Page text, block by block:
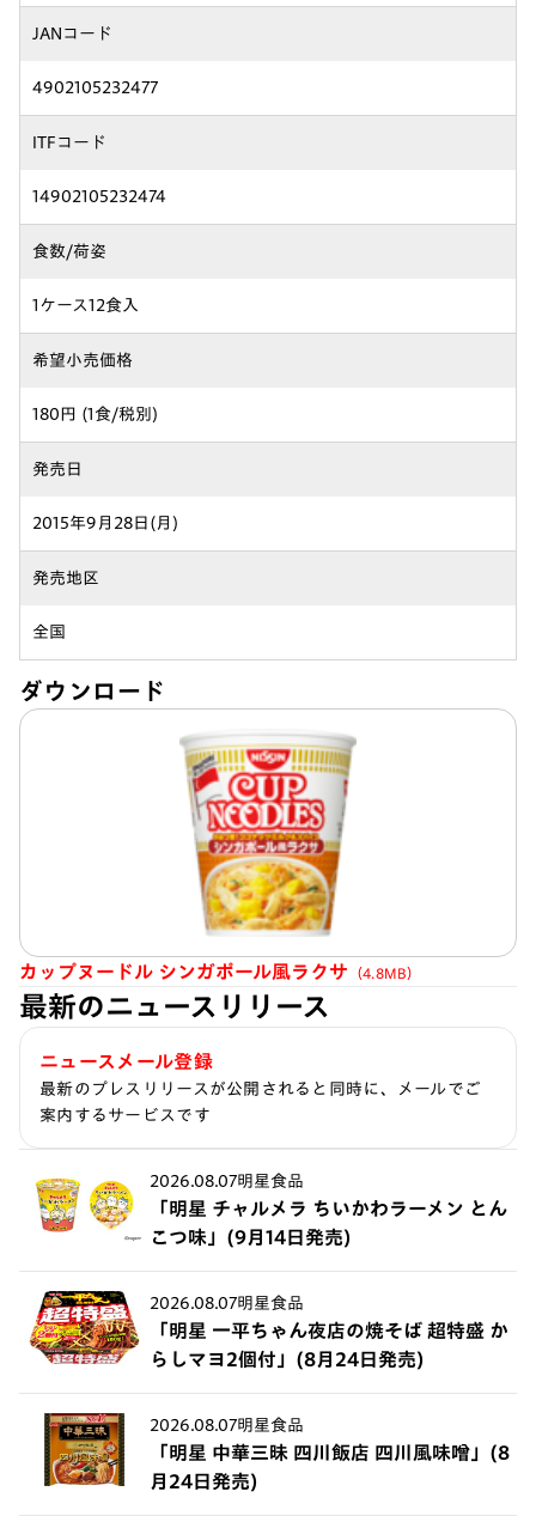
JANコード
4902105232477
ITFコード
14902105232474
食数/荷姿
1ケース12食入
希望小売価格
180円 (1食/税別)
発売日
2015年9月28日(月)
発売地区
全国
ダウンロード
カップヌードル シンガポール風ラクサ （4.8MB）
最新のニュースリリース
ニュースメール登録
最新のプレスリリースが公開されると同時に、メールでご
案内するサービスです
2026.08.07明星食品
「明星 チャルメラ ちいかわラーメン とん
こつ味」(9月14日発売)
2026.08.07明星食品
「明星 一平ちゃん夜店の焼そば 超特盛 か
らしマヨ2個付」(8月24日発売)
2026.08.07明星食品
「明星 中華三昧 四川飯店 四川風味噌」(8
月24日発売)